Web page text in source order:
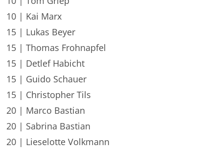
10 | Kai Marx
15 | Lukas Beyer
15 | Thomas Frohnapfel
15 | Detlef Habicht
15 | Guido Schauer
15 | Christopher Tils
20 | Marco Bastian
20 | Sabrina Bastian
20 | Lieselotte Volkmann